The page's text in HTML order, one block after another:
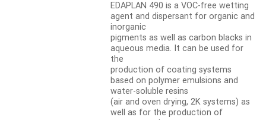
EDAPLAN 490 is a VOC-free wetting
agent and dispersant for organic and
inorganic
pigments as well as carbon blacks in
aqueous media. It can be used for
the
production of coating systems
based on polymer emulsions and
water-soluble resins
(air and oven drying, 2K systems) as
well as for the production of